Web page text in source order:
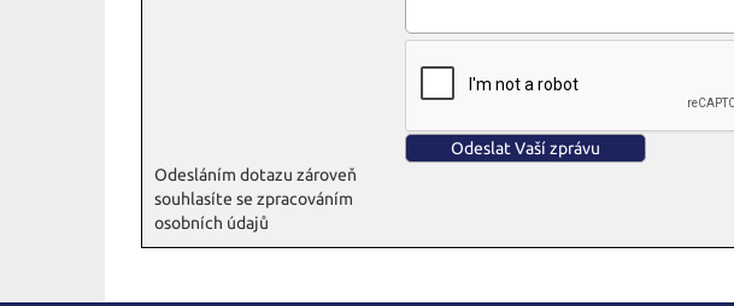
Odesláním dotazu zároveň
souhlasíte se zpracováním
osobních údajů